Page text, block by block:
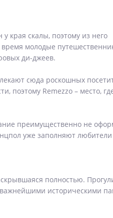
края скалы, поэтому из него
молодые
ди-джеев.
сюда роскошных
поэтому Remezzo – место,
преимущественно не
уже заполняют любители
полностью.
важнейшими историческими